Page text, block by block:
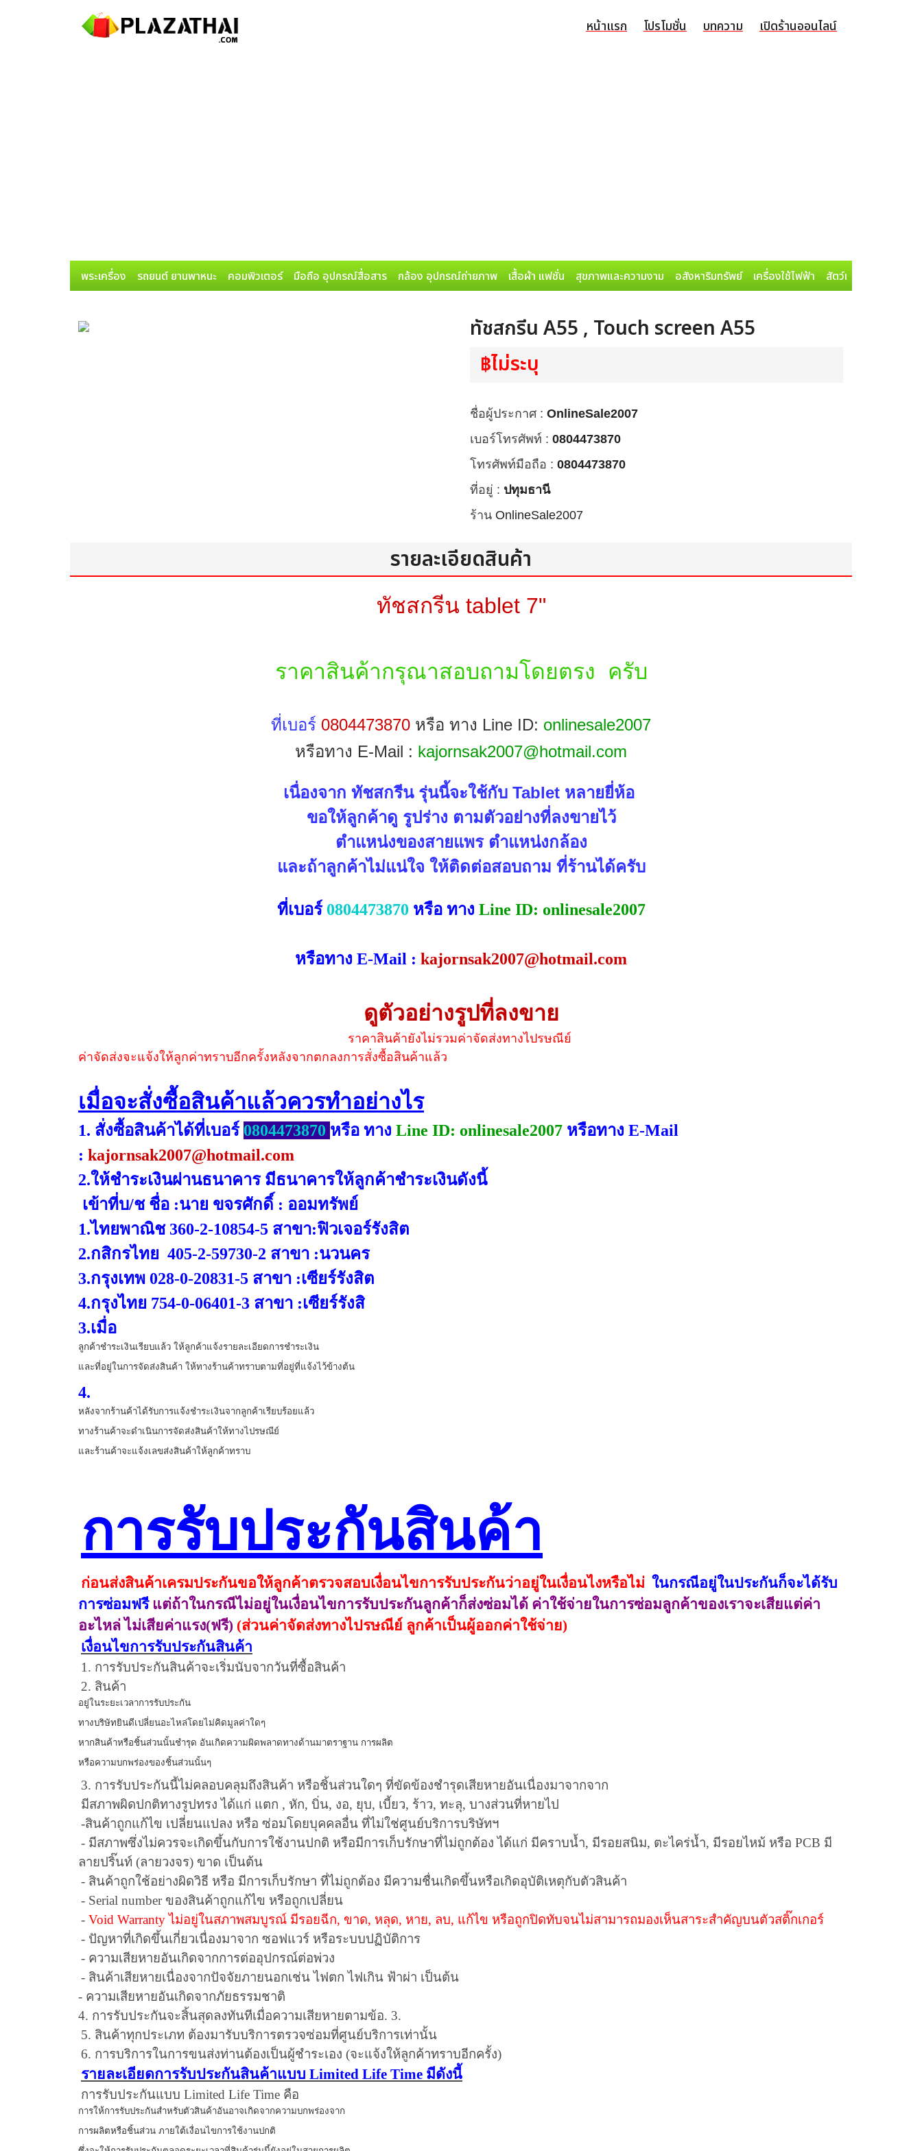
หน้าแรก โปรโมชั่น บทความ เปิดร้านออนไลน์
พระเครื่อง รถยนต์ ยานพาหนะ คอมพิวเตอร์ มือถือ อุปกรณ์สื่อสาร กล้อง อุปกรณ์ถ่ายภาพ เสื้อผ้า แฟชั่น สุขภาพและความงาม อสังหาริมทรัพย์ เครื่องใช้ไฟฟ้า สัตว์เลี้ยง
ทัชสกรีน A55 , Touch screen A55
฿ไม่ระบุ
ชื่อผู้ประกาศ : OnlineSale2007
เบอร์โทรศัพท์ : 0804473870
โทรศัพท์มือถือ : 0804473870
ที่อยู่ : ปทุมธานี
ร้าน OnlineSale2007
รายละเอียดสินค้า
ทัชสกรีน tablet 7"
ราคาสินค้ากรุณาสอบถามโดยตรง ครับ
ที่เบอร์ 0804473870 หรือ ทาง Line ID: onlinesale2007
หรือทาง E-Mail : kajornsak2007@hotmail.com
เนื่องจาก ทัชสกรีน รุ่นนี้จะใช้กับ Tablet หลายยี่ห้อ
ขอให้ลูกค้าดู รูปร่าง ตามตัวอย่างที่ลงขายไว้
ตำแหน่งของสายแพร ตำแหน่งกล้อง
และถ้าลูกค้าไม่แน่ใจ ให้ติดต่อสอบถาม ที่ร้านได้ครับ
ที่เบอร์ 0804473870 หรือ ทาง Line ID: onlinesale2007
หรือทาง E-Mail : kajornsak2007@hotmail.com
ดูตัวอย่างรูปที่ลงขาย
ราคาสินค้ายังไม่รวมค่าจัดส่งทางไปรษณีย์
ค่าจัดส่งจะแจ้งให้ลูกค่าทราบอีกครั้งหลังจากตกลงการสั่งซื้อสินค้าแล้ว
เมื่อจะสั่งซื้อสินค้าแล้วควรทำอย่างไร
1. สั่งซื้อสินค้าได้ที่เบอร์ 0804473870 หรือ ทาง Line ID: onlinesale2007 หรือทาง E-Mail
: kajornsak2007@hotmail.com
2.ให้ชำระเงินผ่านธนาคาร มีธนาคารให้ลูกค้าชำระเงินดังนี้
เข้าที่บ/ช ชื่อ :นาย ขจรศักดิ์ : ออมทรัพย์
1.ไทยพาณิช 360-2-10854-5 สาขา:ฟิวเจอร์รังสิต
2.กสิกรไทย 405-2-59730-2 สาขา :นวนคร
3.กรุงเทพ 028-0-20831-5 สาขา :เซียร์รังสิต
4.กรุงไทย 754-0-06401-3 สาขา :เซียร์รังสิ
3.เมื่อ
ลูกค้าชำระเงินเรียบแล้ว ให้ลูกค้าแจ้งรายละเอียดการชำระเงิน
และที่อยู่ในการจัดส่งสินค้า ให้ทางร้านค้าทราบตามที่อยู่ที่แจ้งไว้ข้างต้น
4.
หลังจากร้านค้าได้รับการแจ้งชำระเงินจากลูกค้าเรียบร้อยแล้ว
ทางร้านค้าจะดำเนินการจัดส่งสินค้าให้ทางไปรษณีย์
และร้านค้าจะแจ้งเลขส่งสินค้าให้ลูกค้าทราบ
การรับประกันสินค้า
ก่อนส่งสินค้าเครมประกันขอให้ลูกค้าตรวจสอบเงื่อนไขการรับประกันว่าอยู่ในเงื่อนไงหรือไม่ ในกรณีอยู่ในประกันก็จะได้รับ
การซ่อมฟรี แต่ถ้าในกรณีไม่อยู่ในเงื่อนไขการรับประกันลูกค้าก็ส่งซ่อมได้ ค่าใช้จ่ายในการซ่อมลูกค้าของเราจะเสียแต่ค่า
อะไหล่ ไม่เสียค่าแรง(ฟรี) (ส่วนค่าจัดส่งทางไปรษณีย์ ลูกค้าเป็นผู้ออกค่าใช้จ่าย)
เงื่อนไขการรับประกันสินค้า
1. การรับประกันสินค้าจะเริ่มนับจากวันที่ซื้อสินค้า
2. สินค้า
อยู่ในระยะเวลาการรับประกัน
ทางบริษัทยินดีเปลี่ยนอะไหล่โดยไม่คิดมูลค่าใดๆ
หากสินค้าหรือชิ้นส่วนนั้นชำรุด อันเกิดความผิดพลาดทางด้านมาตราฐาน การผลิต
หรือความบกพร่องของชิ้นส่วนนั้นๆ
3. การรับประกันนี้ไม่คลอบคลุมถึงสินค้า หรือชิ้นส่วนใดๆ ที่ขัดข้องชำรุดเสียหายอันเนื่องมาจากจาก
มีสภาพผิดปกติทางรูปทรง ได้แก่ แตก , หัก, บิ่น, งอ, ยุบ, เบี้ยว, ร้าว, ทะลุ, บางส่วนที่หายไป
-สินค้าถูกแก้ไข เปลี่ยนแปลง หรือ ซ่อมโดยบุคคลอื่น ที่ไม่ใช่ศูนย์บริการบริษัทฯ
- มีสภาพซึ่งไม่ควรจะเกิดขึ้นกับการใช้งานปกติ หรือมีการเก็บรักษาที่ไม่ถูกต้อง ได้แก่ มีคราบน้ำ, มีรอยสนิม, ตะไคร่น้ำ, มีรอยไหม้ หรือ PCB มี
ลายปริ๊นท์ (ลายวงจร) ขาด เป็นต้น
- สินค้าถูกใช้อย่างผิดวิธี หรือ มีการเก็บรักษา ที่ไม่ถูกต้อง มีความชื่นเกิดขึ้นหรือเกิดอุบัติเหตุกับตัวสินค้า
- Serial number ของสินค้าถูกแก้ไข หรือถูกเปลี่ยน
- Void Warrantyไม่อยู่ในสภาพสมบูรณ์ มีรอยฉีก, ขาด, หลุด, หาย, ลบ, แก้ไข หรือถูกปิดทับจนไม่สามารถมองเห็นสาระสำคัญบนตัวสติ๊กเกอร์
- ปัญหาที่เกิดขึ้นเกี่ยวเนื่องมาจาก ซอฟแวร์ หรือระบบปฏิบัติการ
- ความเสียหายอันเกิดจากการต่ออุปกรณ์ต่อพ่วง
- สินค้าเสียหายเนื่องจากปัจจัยภายนอกเช่น ไฟตก ไฟเกิน ฟ้าผ่า เป็นต้น
- ความเสียหายอันเกิดจากภัยธรรมชาติ
4. การรับประกันจะสิ้นสุดลงทันทีเมื่อความเสียหายตามข้อ. 3.
5. สินค้าทุกประเภท ต้องมารับบริการตรวจซ่อมที่ศูนย์บริการเท่านั้น
6. การบริการในการขนส่งท่านต้องเป็นผู้ชำระเอง (จะแจ้งให้ลูกค้าทราบอีกครั้ง)
รายละเอียดการรับประกันสินค้าแบบ Limited Life Time มีดังนี้
การรับประกันแบบ Limited Life Time คือ
การให้การรับประกันสำหรับตัวสินค้าอันอาจเกิดจากความบกพร่องจาก
การผลิตหรือชิ้นส่วน ภายใต้เงื่อนไขการใช้งานปกติ